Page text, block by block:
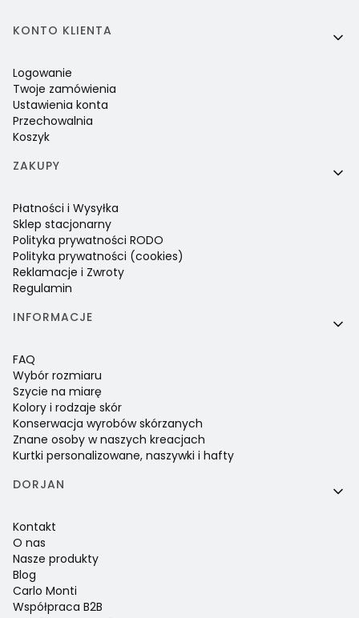
Linki w stopce
KONTO KLIENTA
Logowanie
Twoje zamówienia
Ustawienia konta
Przechowalnia
Koszyk
ZAKUPY
Płatności i Wysyłka
Sklep stacjonarny
Polityka prywatności RODO
Polityka prywatności (cookies)
Reklamacje i Zwroty
Regulamin
INFORMACJE
FAQ
Wybór rozmiaru
Szycie na miarę
Kolory i rodzaje skór
Konserwacja wyrobów skórzanych
Znane osoby w naszych kreacjach
Kurtki personalizowane, naszywki i hafty
DORJAN
Kontakt
O nas
Nasze produkty
Blog
Carlo Monti
Współpraca B2B